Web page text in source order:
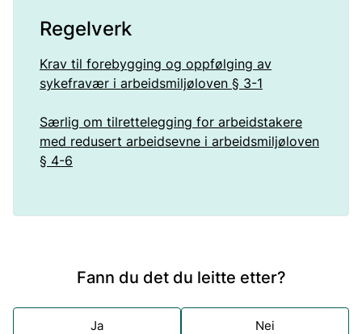
Regelverk
Krav til forebygging og oppfølging av
sykefravær i arbeidsmiljøloven § 3-1
Særlig om tilrettelegging for arbeidstakere
med redusert arbeidsevne i arbeidsmiljøloven
§ 4-6
Fann du det du leitte etter?
Ja Nei